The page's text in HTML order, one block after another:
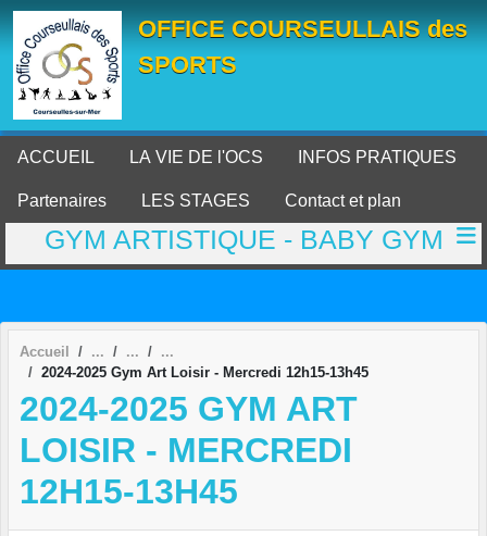
OFFICE COURSEULLAIS des
SPORTS
ACCUEIL LA VIE DE l'OCS INFOS PRATIQUES
Partenaires LES STAGES Contact et plan
GYM ARTISTIQUE - BABY GYM
Accueil
2024-2025 Gym Art Loisir - Mercredi 12h15-13h45
2024-2025 GYM ART
LOISIR - MERCREDI
12H15-13H45
Panneau de gestion des cookies